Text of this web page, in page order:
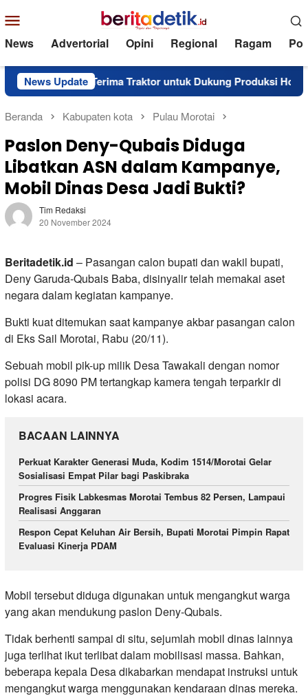
ke
kontenMobile
News Advertorial Opini Regional Ragam
News Update
Barat Terima Traktor untuk Dukung Produksi Hortikultura
Beranda Kabupaten kota Pulau Morotai
Paslon Deny-Qubais Diduga
Libatkan ASN dalam Kampanye,
Mobil Dinas Desa Jadi Bukti?
Tim Redaksi
20 November 2024
Beritadetik.id – Pasangan calon bupati dan wakil bupati,
Deny Garuda-Qubais Baba, disinyalir telah memakai aset
negara dalam kegiatan kampanye.
Bukti kuat ditemukan saat kampanye akbar pasangan calon
di Eks Sail Morotai, Rabu (20/11).
Sebuah mobil pik-up milik Desa Tawakali dengan nomor
polisi DG 8090 PM tertangkap kamera tengah terparkir di
lokasi acara.
BACAAN LAINNYA
Perkuat Karakter Generasi Muda, Kodim 1514/Morotai Gelar
Sosialisasi Empat Pilar bagi Paskibraka
Progres Fisik Labkesmas Morotai Tembus 82 Persen, Lampaui
Realisasi Anggaran
Respon Cepat Keluhan Air Bersih, Bupati Morotai Pimpin Rapat
Evaluasi Kinerja PDAM
Mobil tersebut diduga digunakan untuk mengangkut warga
yang akan mendukung paslon Deny-Qubais.
Tidak berhenti sampai di situ, sejumlah mobil dinas lainnya
juga terlihat ikut terlibat dalam mobilisasi massa. Bahkan,
beberapa kepala Desa dikabarkan mendapat instruksi untuk
mengangkut warga menggunakan kendaraan dinas mereka.